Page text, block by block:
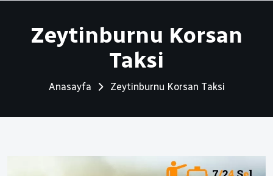
Zeytinburnu Korsan
Taksi
Anasayfa Zeytinburnu Korsan Taksi